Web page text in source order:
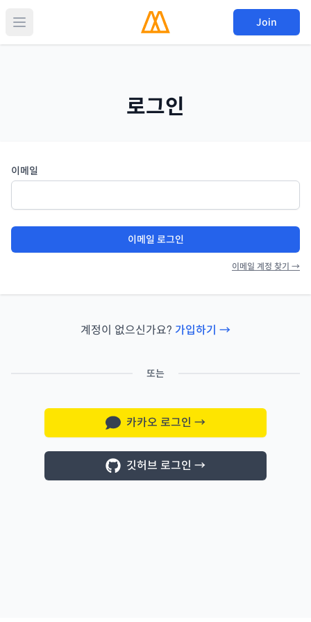
Join
로그인
이메일
이메일 로그인
이메일 계정 찾기 →
계정이 없으신가요? 가입하기 →
또는
카카오 로그인 →
깃허브 로그인 →